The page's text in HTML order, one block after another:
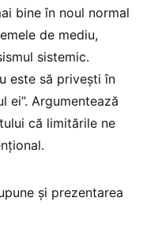
bine în noul normal
de mediu,
sistemic.
este să privești în
ei”. Argumentează
că limitările ne
și prezentarea